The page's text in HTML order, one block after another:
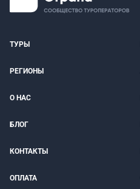
ТУРЫ
РЕГИОНЫ
О НАС
БЛОГ
КОНТАКТЫ
ОПЛАТА